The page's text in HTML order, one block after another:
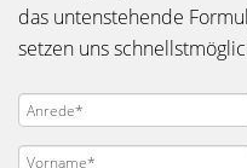
das untenstehende
setzen uns